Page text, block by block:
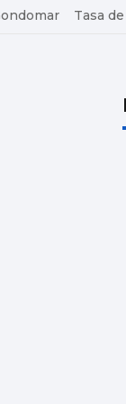
Tasa